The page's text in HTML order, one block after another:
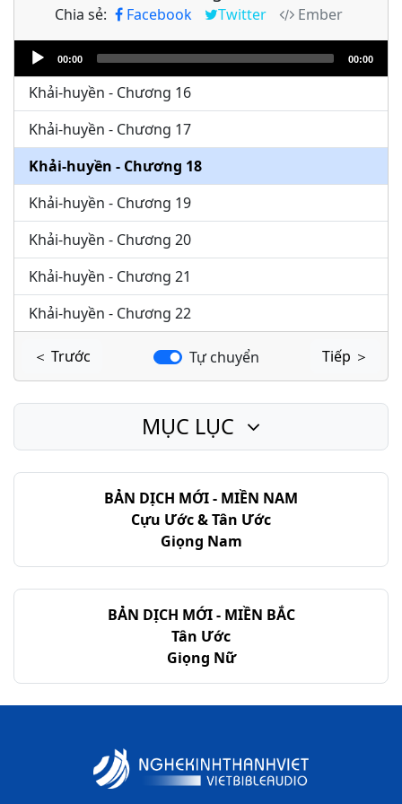
Chia sẻ: Facebook Twitter
Ember
Audio
Player
00:00 00:00
Khải-huyền - Chương 14
Khải-huyền - Chương 15
Khải-huyền - Chương 16
Khải-huyền - Chương 17
Khải-huyền - Chương 18
Khải-huyền - Chương 19
Khải-huyền - Chương 20
Khải-huyền - Chương 21
Khải-huyền - Chương 22
＜ Trước Tự chuyển Tiếp ＞
BẢN DỊCH MỚI - MIỀN NAM
Cựu Ước & Tân Ước
Giọng Nam
BẢN DỊCH MỚI - MIỀN BẮC
Tân Ước
Giọng Nữ
MỤC LỤC